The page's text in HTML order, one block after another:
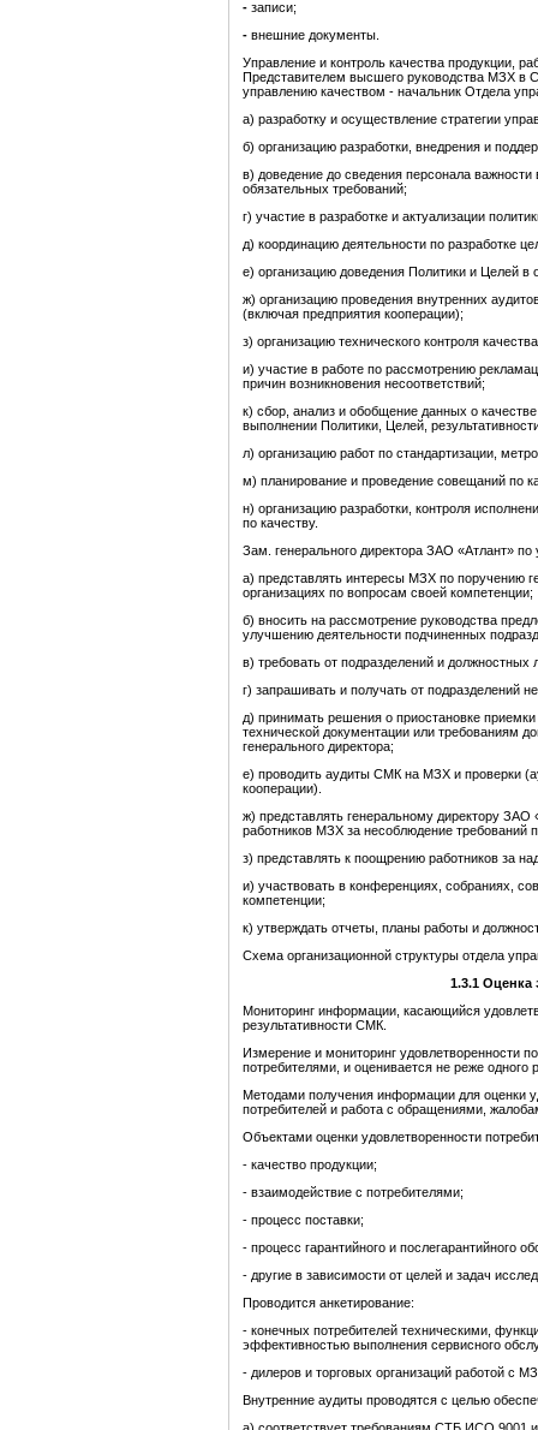
- записи;
- внешние документы.
Управление и контроль качества продукции,
Представителем высшего руководства МЗХ в
управлению качеством - начальник Отдела
а) разработку и осуществление стратегии
б) организацию разработки, внедрения и
в) доведение до сведения персонала
обязательных требований;
г) участие в разработке и актуализации
д) координацию деятельности по разработке
е) организацию доведения Политики и Целей в
ж) организацию проведения внутренних
(включая предприятия кооперации);
з) организацию технического контроля
и) участие в работе по рассмотрению
причин возникновения несоответствий;
к) сбор, анализ и обобщение данных о
выполнении Политики, Целей,
л) организацию работ по стандартизации,
м) планирование и проведение совещаний по
н) организацию разработки, контроля
по качеству.
Зам. генерального директора ЗАО «Атлант»
а) представлять интересы МЗХ по поручению
организациях по вопросам своей компетенции;
б) вносить на рассмотрение руководства
улучшению деятельности подчиненных
в) требовать от подразделений и
г) запрашивать и получать от
д) принимать решения о приостановке
технической документации или требованиям
генерального директора;
е) проводить аудиты СМК на МЗХ и проверки
кооперации).
ж) представлять генеральному директору
работников МЗХ за несоблюдение требований
з) представлять к поощрению работников за
и) участвовать в конференциях, собраниях,
компетенции;
к) утверждать отчеты, планы работы и
Схема организационной структуры отдела
1.3.1 Оценка
Мониторинг информации, касающийся
результативности СМК.
Измерение и мониторинг удовлетворенности
потребителями, и оценивается не реже одного
Методами получения информации для оценки
потребителей и работа с обращениями,
Объектами оценки удовлетворенности
- качество продукции;
- взаимодействие с потребителями;
- процесс поставки;
- процесс гарантийного и послегарантийного
- другие в зависимости от целей и задач
Проводится анкетирование:
- конечных потребителей техническими,
эффективностью выполнения сервисного
- дилеров и торговых организаций работой с
Внутренние аудиты проводятся с целью